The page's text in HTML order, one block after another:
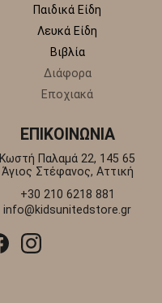
Παιδικά Είδη
Λευκά Είδη
Βιβλία
Διάφορα
Εποχιακά
ΕΠΙΚΟΙΝΩΝΙΑ
Κωστή Παλαμά 22, 145 65
Άγιος Στέφανος, Αττική
+30 210 6218 881
info@kidsunitedstore.gr